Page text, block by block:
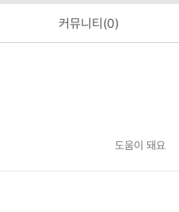
커뮤니티(0)
도움이 돼요